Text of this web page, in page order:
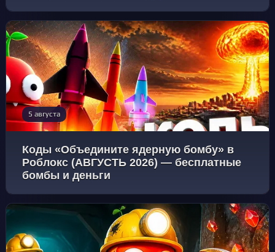
5 августа
Коды «Объедините ядерную бомбу» в
Роблокс (АВГУСТЬ 2026) — бесплатные
бомбы и деньги